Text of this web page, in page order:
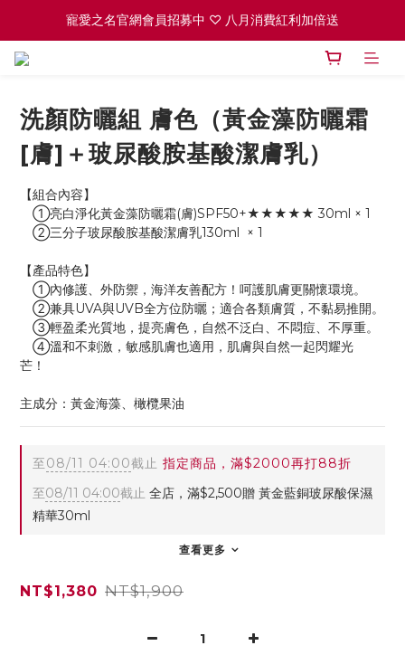
ꫛꫀꪝ PDRN泌肽水光生物纖維面膜 買1送1
寵愛之名官網會員招募中 ♡ 八月消費紅利加倍送
洗顏防曬組 膚色（黃金藻防曬霜
[膚]＋玻尿酸胺基酸潔膚乳）
【組合內容】
①亮白淨化黃金藻防曬霜(膚)SPF50+★★★★★ 30ml × 1
②三分子玻尿酸胺基酸潔膚乳130ml  × 1
【產品特色】
①內修護、外防禦，海洋友善配方！呵護肌膚更關懷環境。
②兼具UVA與UVB全方位防曬；適合各類膚質，不黏易推開。
③輕盈柔光質地，提亮膚色，自然不泛白、不悶痘、不厚重。
④溫和不刺激，敏感肌膚也適用，肌膚與自然一起閃耀光
主成分：黃金海藻、橄欖果油
至08/11 04:00截止 指定商品，滿$2000再打88折
至08/11 04:00截止 全店，滿$2,500贈 黃金藍銅玻尿酸保濕
精華30ml
查看更多
NT$1,380 NT$1,900